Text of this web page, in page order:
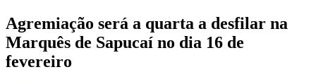
Agremiação será a quarta a desfilar na
Marquês de Sapucaí no dia 16 de
fevereiro